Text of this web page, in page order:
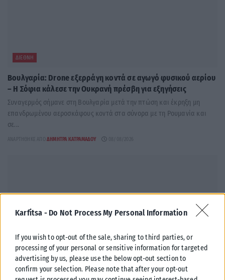
Karfitsa - Do Not Process My Personal Information
If you wish to opt-out of the sale, sharing to third parties, or
processing of your personal or sensitive information for targeted
advertising by us, please use the below opt-out section to
confirm your selection. Please note that after your opt-out
ΔΙΕΘΝΉ
Βουλγαρία: Drone εξερράγη κοντά σε αγωγό φυσικού αερίου
– Η Σόφια κάλεσε την Ουκρανή πρέσβη για εξηγήσεις
Συναγερμός σήμανε στη Βουλγαρία μετά την πτώση και έκρηξη μη
επανδρωμένου αεροσκάφους κοντά στα σύνορα με τη Ρουμανία και
σε...
ΑΝΑΡΤΉΘΗΚΕ ΑΠΌ ΔΉΜΗΤΡΑ ΚΑΤΡΑΜΆΔΟΥ